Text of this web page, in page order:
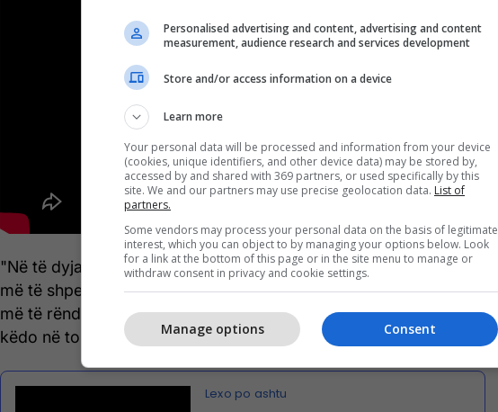
"Në të dyja kategoritë godasin rëndë; në kategorinë e lehtë janë
më të shpejtë, me ritëm më të lartë. Ka avantazhe për luftëtarët
më të rëndë, prandaj do të shohim. Do të doja të përballesha me
këdo në top-10, ndoshta me Derrick Lewis.
Personalised advertising and content, advertising and content
measurement, audience research and services development
Store and/or access information on a device
Learn more
Your personal data will be processed and information from your device
(cookies, unique identifiers, and other device data) may be stored by,
accessed by and shared with 369 partners, or used specifically by this
site. We and our partners may use precise geolocation data. List of
partners.
Some vendors may process your personal data on the basis of legitimate
interest, which you can object to by managing your options below. Look
for a link at the bottom of this page or in the site menu to manage or
withdraw consent in privacy and cookie settings.
Consent
Manage options